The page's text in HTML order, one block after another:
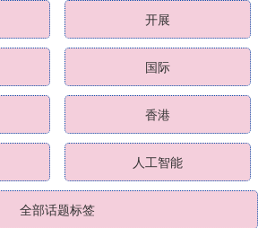
开展
国际
香港
人工智能
全部话题标签